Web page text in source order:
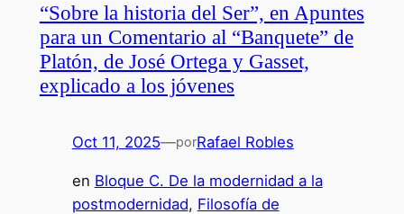
“Sobre la historia del Ser”, en Apuntes
para un Comentario al “Banquete” de
Platón, de José Ortega y Gasset,
explicado a los jóvenes
Oct 11, 2025—porRafael Robles
en Bloque C. De la modernidad a la
postmodernidad, Filosofía de